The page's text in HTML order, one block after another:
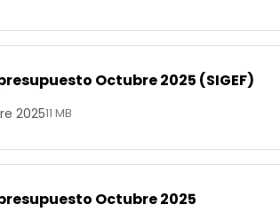
Octubre 2025 (SIGEF)
202511 MB
Octubre 2025